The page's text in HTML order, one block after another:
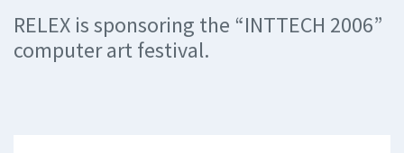
RELEX is sponsoring the “INTTECH 2006”
computer art festival.